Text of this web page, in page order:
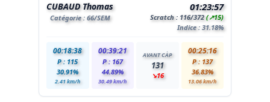
CUBAUD Thomas
Catégorie : 66/SEM
01:23:57
Scratch : 116/372(↗15)
Indice : 31.18%
00:18:38
P : 115
30.91%
2.41 km/h
00:39:21
P : 167
44.89%
30.49 km/h
AVANT CÀP
131
↘16
00:25:16
P : 137
36.83%
13.06 km/h